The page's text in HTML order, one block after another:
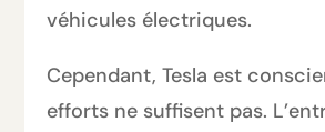
véhicules électriques.
Cependant, Tesla est
efforts ne suffisent pas.